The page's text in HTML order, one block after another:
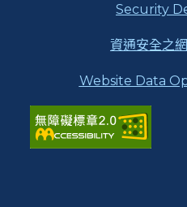
Security
資通安全之
Website Data